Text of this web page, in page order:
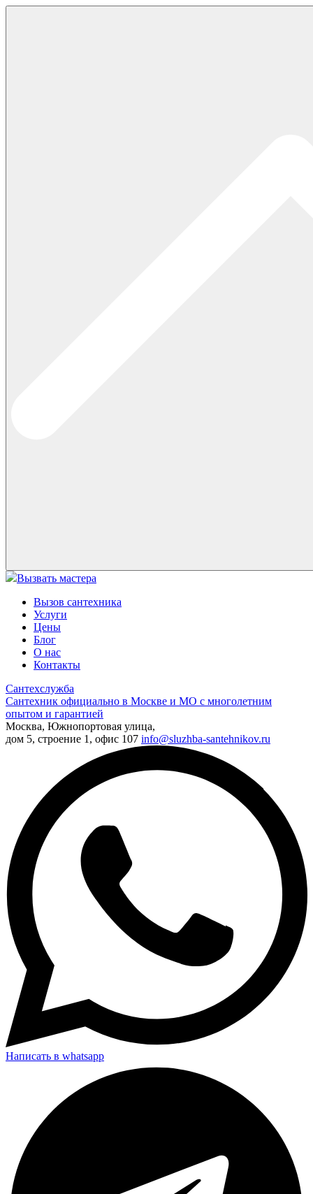
Вызвать мастера
Вызов сантехника
Услуги
Цены
Блог
О нас
Контакты
Сантехслужба
Сантехник официально в Москве и МО с многолетним
опытом и гарантией
Москва, Южнопортовая улица,
дом 5, строение 1, офис 107 info@sluzhba-santehnikov.ru
Написать в whatsapp